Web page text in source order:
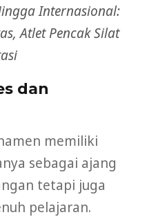
Internasional:
Atlet Pencak Silat
dan
memiliki
sebagai ajang
tetapi juga
pelajaran.